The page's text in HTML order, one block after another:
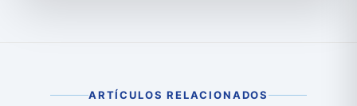
ARTÍCULOS RELACIONADOS